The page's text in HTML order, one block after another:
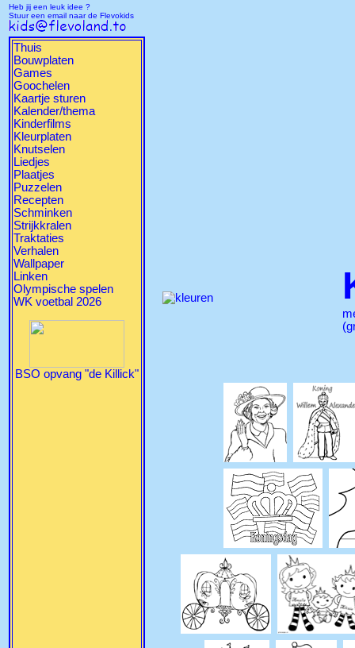
Heb jij een leuk idee ?
Stuur een email naar de Flevokids
Thuis
Bouwplaten
Games
Goochelen
Kaartje sturen
Kalender/thema
Kinderfilms
Kleurplaten
Knutselen
Liedjes
Plaatjes
Puzzelen
Recepten
Schminken
Strijkkralen
Traktaties
Verhalen
Wallpaper
Linken
Olympische spelen
WK voetbal 2026
BSO opvang "de Killick"